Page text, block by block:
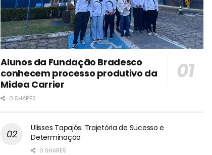
Alunos da Fundação Bradesco
conhecem processo produtivo da
Midea Carrier
0 SHARES
Ulisses Tapajós: Trajetória de Sucesso e
Determinação
0 SHARES